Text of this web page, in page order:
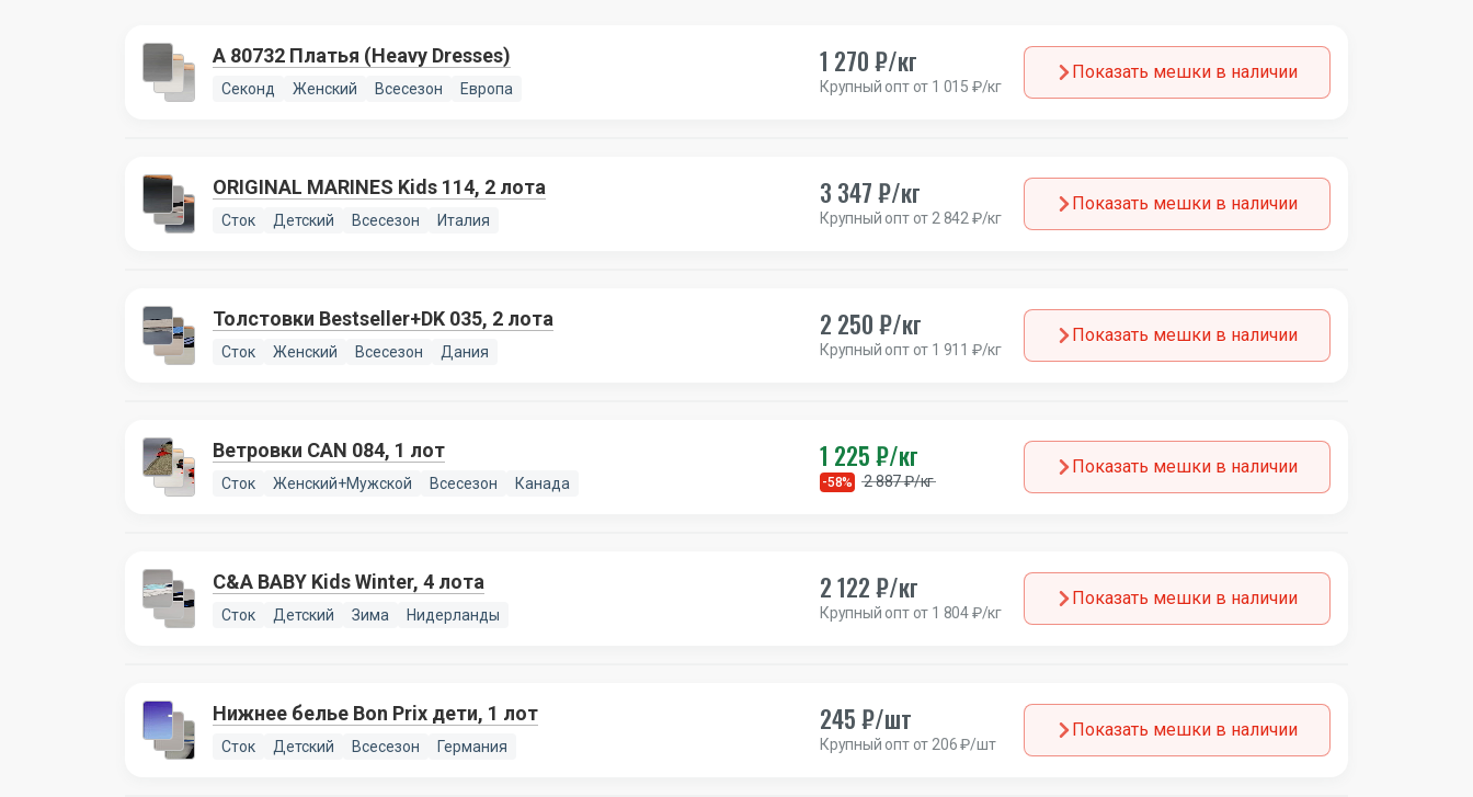
А 80732 Платья (Heavy Dresses)
Секонд Женский Всесезон Европа
1 270 ₽/кг
Крупный опт от 1 015 ₽/кг
Показать мешки в наличии
ORIGINAL MARINES Kids 114, 2 лота
Сток Детский Всесезон Италия
3 347 ₽/кг
Крупный опт от 2 842 ₽/кг
Показать мешки в наличии
Толстовки Bestseller+DK 035, 2 лота
Сток Женский Всесезон Дания
2 250 ₽/кг
Крупный опт от 1 911 ₽/кг
Показать мешки в наличии
Ветровки CAN 084, 1 лот
Сток Женский+Мужской Всесезон Канада
1 225 ₽/кг
-58% 2 887 ₽/кг
Показать мешки в наличии
C&A BABY Kids Winter, 4 лота
Сток Детский Зима Нидерланды
2 122 ₽/кг
Крупный опт от 1 804 ₽/кг
Показать мешки в наличии
Нижнее белье Bon Prix дети, 1 лот
Сток Детский Всесезон Германия
245 ₽/шт
Крупный опт от 206 ₽/шт
Показать мешки в наличии